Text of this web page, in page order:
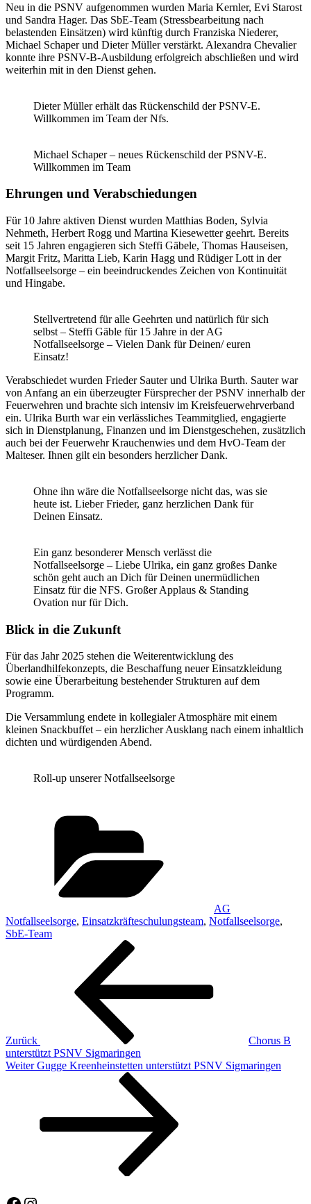
Neu in die PSNV aufgenommen wurden Maria Kernler, Evi Starost
und Sandra Hager. Das SbE-Team (Stressbearbeitung nach
belastenden Einsätzen) wird künftig durch Franziska Niederer,
Michael Schaper und Dieter Müller verstärkt. Alexandra Chevalier
konnte ihre PSNV-B-Ausbildung erfolgreich abschließen und wird
weiterhin mit in den Dienst gehen.
Dieter Müller erhält das Rückenschild der PSNV-E.
Willkommen im Team der Nfs.
Michael Schaper – neues Rückenschild der PSNV-E.
Willkommen im Team
Ehrungen und Verabschiedungen
Für 10 Jahre aktiven Dienst wurden Matthias Boden, Sylvia
Nehmeth, Herbert Rogg und Martina Kiesewetter geehrt. Bereits
seit 15 Jahren engagieren sich Steffi Gäbele, Thomas Hauseisen,
Margit Fritz, Maritta Lieb, Karin Hagg und Rüdiger Lott in der
Notfallseelsorge – ein beeindruckendes Zeichen von Kontinuität
und Hingabe.
Stellvertretend für alle Geehrten und natürlich für sich
selbst – Steffi Gäble für 15 Jahre in der AG
Notfallseelsorge – Vielen Dank für Deinen/ euren
Einsatz!
Verabschiedet wurden Frieder Sauter und Ulrika Burth. Sauter war
von Anfang an ein überzeugter Fürsprecher der PSNV innerhalb der
Feuerwehren und brachte sich intensiv im Kreisfeuerwehrverband
ein. Ulrika Burth war ein verlässliches Teammitglied, engagierte
sich in Dienstplanung, Finanzen und im Dienstgeschehen, zusätzlich
auch bei der Feuerwehr Krauchenwies und dem HvO-Team der
Malteser. Ihnen gilt ein besonders herzlicher Dank.
Ohne ihn wäre die Notfallseelsorge nicht das, was sie
heute ist. Lieber Frieder, ganz herzlichen Dank für
Deinen Einsatz.
Ein ganz besonderer Mensch verlässt die
Notfallseelsorge – Liebe Ulrika, ein ganz großes Danke
schön geht auch an Dich für Deinen unermüdlichen
Einsatz für die NFS. Großer Applaus & Standing
Ovation nur für Dich.
Blick in die Zukunft
Für das Jahr 2025 stehen die Weiterentwicklung des
Überlandhilfekonzepts, die Beschaffung neuer Einsatzkleidung
sowie eine Überarbeitung bestehender Strukturen auf dem
Programm.
Die Versammlung endete in kollegialer Atmosphäre mit einem
kleinen Snackbuffet – ein herzlicher Ausklang nach einem inhaltlich
dichten und würdigenden Abend.
Roll-up unserer Notfallseelsorge
AG
Notfallseelsorge, Einsatzkräfteschulungsteam, Notfallseelsorge,
SbE-Team
Beitragsnavigation
Zurück
Chorus B
unterstützt PSNV Sigmaringen
Nächster
Weiter Gugge Kreenheinstetten unterstützt PSNV Sigmaringen